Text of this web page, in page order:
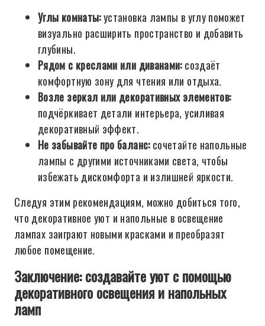
Углы комнаты:установка лампы в углу поможет
визуально расширить пространство и добавить
глубины.
Рядом с креслами или диванами:создаёт
комфортную зону для чтения или отдыха.
Возле зеркал или декоративных элементов:
подчёркивает детали интерьера, усиливая
декоративный эффект.
Не забывайте про баланс:сочетайте напольные
лампы с другими источниками света, чтобы
избежать дискомфорта и излишней яркости.
Следуя этим рекомендациям, можно добиться того,
что декоративное уют и напольные в освещение
лампах заиграют новыми красками и преобразят
любое помещение.
Заключение: создавайте уют с помощью
декоративного освещения и напольных
ламп